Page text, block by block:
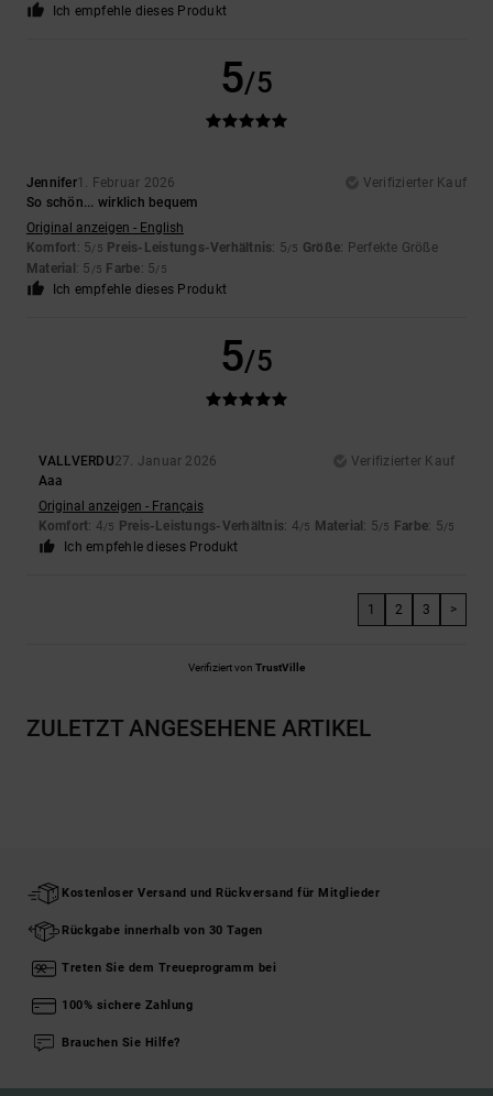
Ich empfehle dieses Produkt
5/5
Jennifer1. Februar 2026
Verifizierter Kauf
So schön... wirklich bequem
Original anzeigen - English
Komfort: 5/5 Preis-Leistungs-Verhältnis: 5/5 Größe: Perfekte Größe
Material : 5 /5 Farbe: 5/5
Ich empfehle dieses Produkt
5/5
VALLVERDU27. Januar 2026
Verifizierter Kauf
Aaa
Original anzeigen - Français
Komfort: 4/5 Preis-Leistungs-Verhältnis: 4/5 Material : 5/5 Farbe: 5/5
Ich empfehle dieses Produkt
1 2 3 >
Verifiziert von TrustVille
ZULETZT ANGESEHENE ARTIKEL
Kostenloser Versand und Rückversand für Mitglieder
Rückgabe innerhalb von 30 Tagen
Treten Sie dem Treueprogramm bei
100% sichere Zahlung
Brauchen Sie Hilfe?